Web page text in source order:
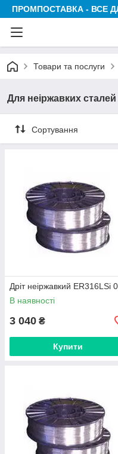
ПРОМПОСТАВКА - ВСЕ
Товари та послуги
Для неіржавких сталей
Сортування
Дріт неіржавкий ER316LSi
В наявності
3 040 ₴
Купити